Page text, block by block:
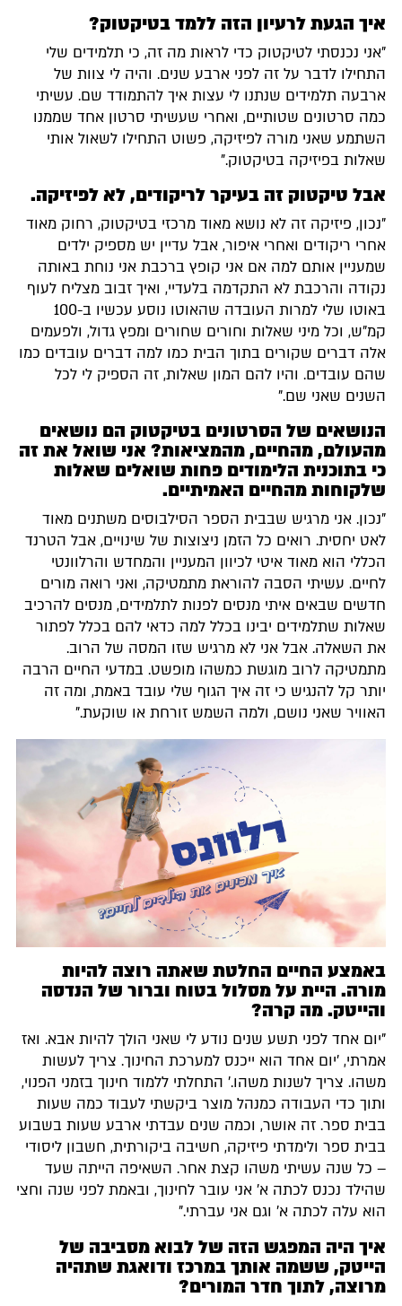
איך הגעת לרעיון הזה ללמד בטיקטוק?
"אני נכנסתי לטיקטוק כדי לראות מה זה, כי תלמידים שלי
התחילו לדבר על זה לפני ארבע שנים. והיה לי צוות של
ארבעה תלמידים שנתנו לי עצות איך להתמודד שם. עשיתי
כמה סרטונים שטותיים, ואחרי שעשיתי סרטון אחד שממנו
השתמע שאני מורה לפיזיקה, פשוט התחילו לשאול אותי
שאלות בפיזיקה בטיקטוק."
אבל טיקטוק זה בעיקר לריקודים, לא לפיזיקה.
"נכון, פיזיקה זה לא נושא מאוד מרכזי בטיקטוק, רחוק מאוד
אחרי ריקודים ואחרי איפור, אבל עדיין יש מספיק ילדים
שמעניין אותם למה אם אני קופץ ברכבת אני נוחת באותה
נקודה והרכבת לא התקדמה בלעדיי, ואיך זבוב מצליח לעוף
באוטו שלי למרות העובדה שהאוטו נוסע עכשיו ב-100
קמ"ש, וכל מיני שאלות וחורים שחורים ומפץ גדול, ולפעמים
אלה דברים שקורים בתוך הבית כמו למה דברים עובדים כמו
שהם עובדים. והיו להם המון שאלות, זה הספיק לי לכל
השנים שאני שם."
הנושאים של הסרטונים בטיקטוק הם נושאים
מהעולם, מהחיים, מהמציאות? אני שואל את זה
כי בתוכנית הלימודים פחות שואלים שאלות
שלקוחות מהחיים האמיתיים.
"נכון. אני מרגיש שבבית הספר הסילבוסים משתנים מאוד
לאט יחסית. רואים כל הזמן ניצוצות של שינויים, אבל הטרנד
הכללי הוא מאוד איטי לכיוון המעניין והמחדש והרלוונטי
לחיים. עשיתי הסבה להוראת מתמטיקה, ואני רואה מורים
חדשים שבאים איתי מנסים לפנות לתלמידים, מנסים להרכיב
שאלות שתלמידים יבינו בכלל למה כדאי להם בכלל לפתור
את השאלה. אבל אני לא מרגיש שזו המסה של הרוב.
מתמטיקה לרוב מוגשת כמשהו מופשט. במדעי החיים הרבה
יותר קל להנגיש כי זה איך הגוף שלי עובד באמת, ומה זה
האוויר שאני נושם, ולמה השמש זורחת או שוקעת."
באמצע החיים החלטת שאתה רוצה להיות
מורה. היית על מסלול בטוח וברור של הנדסה
והייטק. מה קרה?
"יום אחד לפני תשע שנים נודע לי שאני הולך להיות אבא. ואז
אמרתי, 'יום אחד הוא ייכנס למערכת החינוך. צריך לעשות
משהו. צריך לשנות משהו.' התחלתי ללמוד חינוך בזמני הפנוי,
ותוך כדי העבודה כמנהל מוצר ביקשתי לעבוד כמה שעות
בבית ספר. זה אושר, וכמה שנים עבדתי ארבע שעות בשבוע
בבית ספר ולימדתי פיזיקה, חשיבה ביקורתית, חשבון ליסודי
– כל שנה עשיתי משהו קצת אחר. השאיפה הייתה שעד
שהילד נכנס לכתה א' אני עובר לחינוך, ובאמת לפני שנה וחצי
הוא עלה לכתה א' וגם אני עברתי."
איך היה המפגש הזה של לבוא מסביבה של
הייטק, ששמה אותך במרכז ודואגת שתהיה
מרוצה, לתוך חדר המורים?